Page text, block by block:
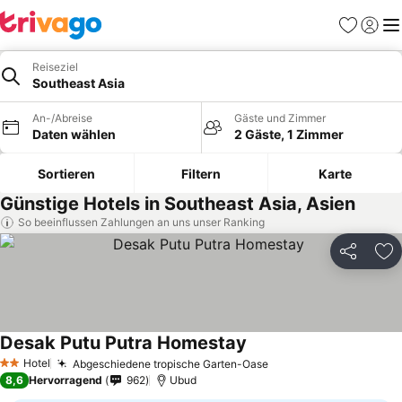
Favoriten
Reiseziel
Southeast Asia
An-/Abreise
Daten wählen
Gäste und Zimmer
2 Gäste, 1 Zimmer
Sortieren Filtern Karte
Günstige Hotels in Southeast Asia, Asien
So beeinflussen Zahlungen an uns unser Ranking
Teilen
2 Sterne
Hotel Abgeschiedene tropische Garten-Oase
Desak Putu Putra Homestay
8,6 Hervorragend 962 Ubud